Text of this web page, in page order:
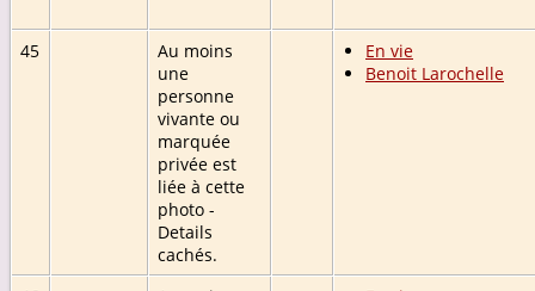
45
Au moins
une
personne
vivante ou
marquée
privée est
liée à cette
photo -
Details
cachés.
En vie
Benoit Larochelle